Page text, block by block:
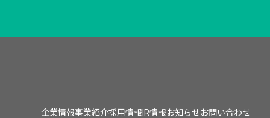
企業情報事業紹介採用情報IR情報お知らせお問い合わせ